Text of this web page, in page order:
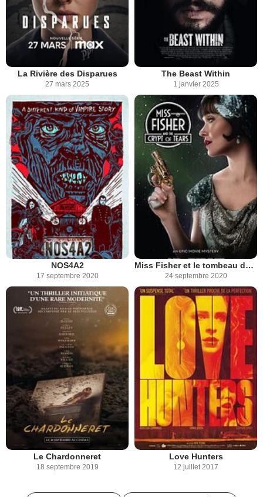
La Rivière des Disparues
27 mars 2025
The Beast Within
1 janvier 2025
NOS4A2
17 septembre 2020
Miss Fisher et le tombeau des larmes
24 septembre 2020
Le Chardonneret
18 septembre 2019
Love Hunters
12 juillet 2017